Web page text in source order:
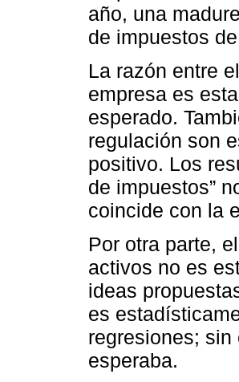
año, una
de impuestos
La razón entre
empresa es
esperado.
regulación son
positivo. Los
de impuestos”
coincide con la
Por otra parte,
activos no es
ideas
es
regresiones;
esperaba.